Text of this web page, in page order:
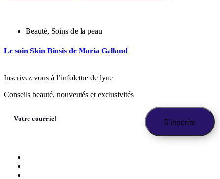
Beauté, Soins de la peau
Le soin Skin Biosis de Maria Galland
Inscrivez vous à l’infolettre de lyne
Conseils beauté, nouveutés et exclusivités